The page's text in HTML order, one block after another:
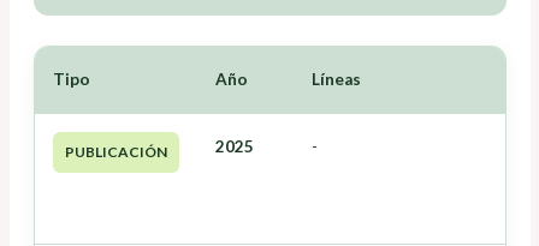
Tipo Año Líneas
PUBLICACIÓN 2025 -